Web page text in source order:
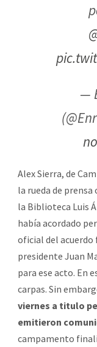
—
Alex Sierra, de
la rueda de
la Biblioteca Luis
había acordado
oficial del acuerdo
presidente Juan
para ese acto. En
carpas. Sin
viernes a titulo
emitieron
campamento